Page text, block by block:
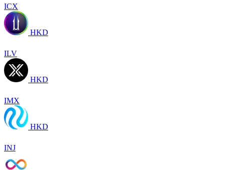
ICX
HKD
ILV
HKD
IMX
HKD
INJ